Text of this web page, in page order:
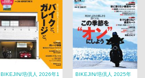
BIKEJIN/培倶人 2026年1
BIKEJIN/培倶人 2025年